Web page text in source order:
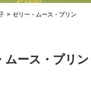
ゼリー・ムース・プリン
ムース・プリン